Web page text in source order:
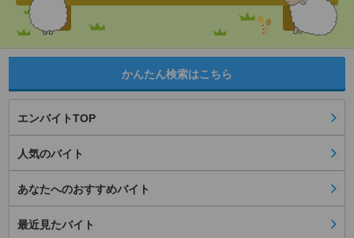
かんたん検索はこちら
エンバイトTOP
人気のバイト
あなたへのおすすめバイト
最近見たバイト